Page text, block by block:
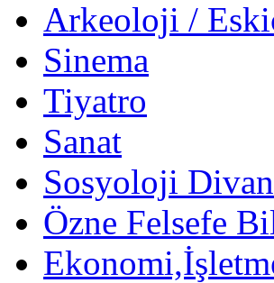
Arkeoloji /
Sinema
Tiyatro
Sanat
Sosyoloji
Özne Felsefe